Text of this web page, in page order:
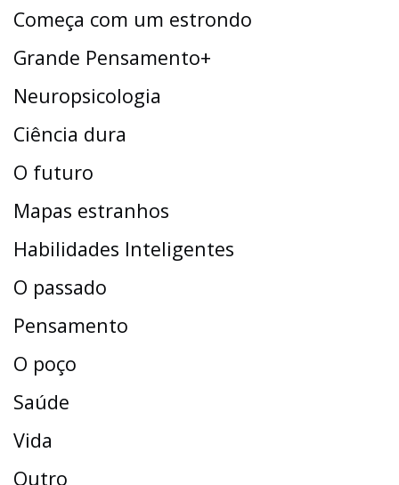
Começa com um estrondo
Grande Pensamento+
Neuropsicologia
Ciência dura
O futuro
Mapas estranhos
Habilidades Inteligentes
O passado
Pensamento
O poço
Saúde
Vida
Outro